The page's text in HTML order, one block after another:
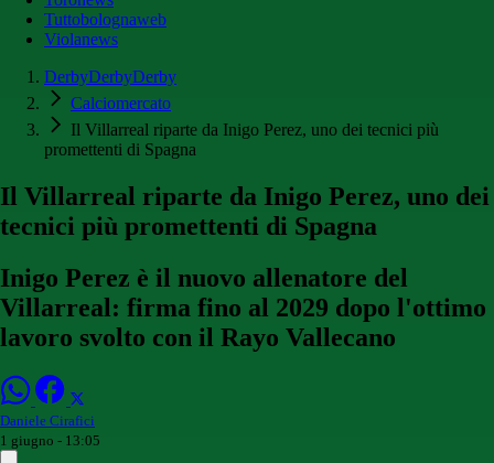
Tuttobolognaweb
Violanews
DerbyDerbyDerby
Calciomercato
Il Villarreal riparte da Inigo Perez, uno dei tecnici più
promettenti di Spagna
Il Villarreal riparte da Inigo Perez, uno dei
tecnici più promettenti di Spagna
Inigo Perez è il nuovo allenatore del
Villarreal: firma fino al 2029 dopo l'ottimo
lavoro svolto con il Rayo Vallecano
Daniele Cirafici
1 giugno - 13:05